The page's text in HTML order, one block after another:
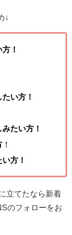
↓
！
い方！
たい方！
！
方！
立てたなら新着
のフォローをお